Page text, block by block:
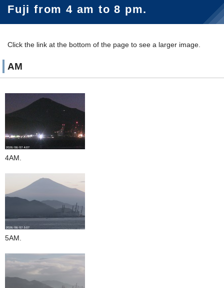
Fuji from 4 am to 8 pm.
Click the link at the bottom of the page to see a larger image.
AM
4AM.
5AM.